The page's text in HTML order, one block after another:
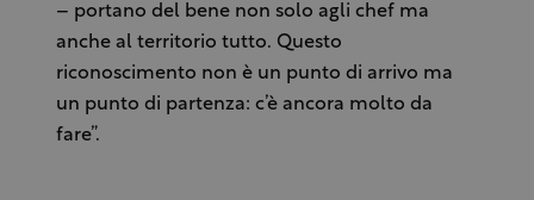
– portano del bene non solo agli chef ma
anche al territorio tutto. Questo
riconoscimento non è un punto di arrivo ma
un punto di partenza: c’è ancora molto da
fare”.